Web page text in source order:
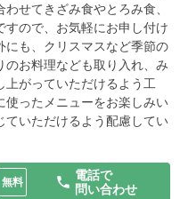
せてきざみ食やとろみ食、
すので、お気軽にお申し付け
にも、クリスマスなど季節の
お料理なども取り入れ、み
上がっていただけるよう工
使ったメニューをお楽しみい
ていただけるよう配慮してい
無料
電話で
問い合わせ